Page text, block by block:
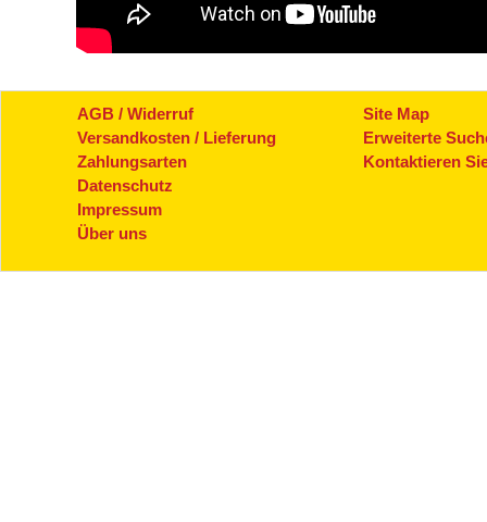
AGB / Widerruf
Versandkosten / Lieferung
Zahlungsarten
Datenschutz
Impressum
Über uns
Site Map
Erweiterte
Kontaktieren